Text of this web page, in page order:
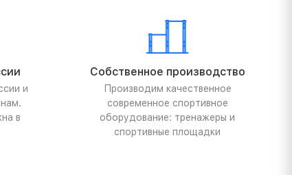
и
в
Собственное производство
Производим качественное
современное спортивное
оборудование: тренажеры и
спортивные площадки